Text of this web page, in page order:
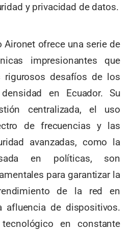
y privacidad de datos.
Aironet ofrece una serie de
impresionantes que
rigurosos desafíos de los
en Ecuador. Su
centralizada, el uso
de frecuencias y las
avanzadas, como la
en políticas, son
para garantizar la
de la red en
afluencia de dispositivos.
en constante